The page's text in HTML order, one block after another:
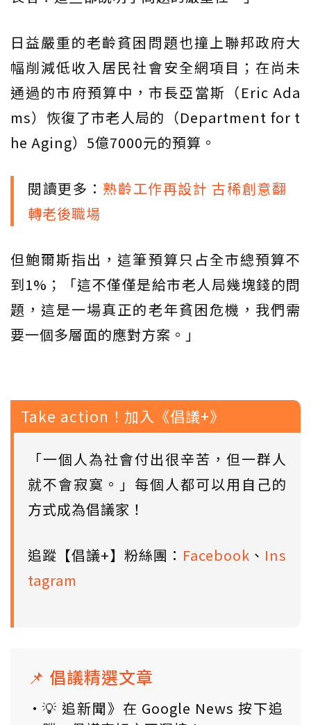
日益嚴重的老齡貧困問題也撞上聯邦政府大
幅削減低收入居民社會安全網項目；在尚未
通過的市府預算中，市長亞當斯（Eric Ada
ms）恢復了市老人局的（Department for t
he Aging）5億7000元的預算。
閱讀更多： 熟齡工作再設計 古稀創意翻
轉老後職場
但鮑爾斯指出，這筆預算只占全市總預算不
到1%；「這不僅僅是給市老人局幾塊錢的問
題，這是一場真正的老年貧困危機，我們需
要一個多層面的應對方案。」
Take action！加入《倡議+》
「一個人為社會付出很辛苦，但一群人
就不會寂寞。」每個人都可以用自己的
方式成為倡議家！
追蹤【倡議+】粉絲團： Facebook 、 Ins
tagram
📌 倡議精選文章
💡 追新聞》在 Google News 按下追